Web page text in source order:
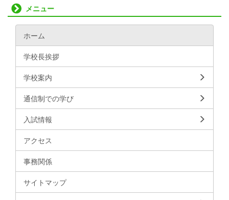
メニュー
ホーム
学校長挨拶
学校案内
通信制での学び
入試情報
アクセス
事務関係
サイトマップ